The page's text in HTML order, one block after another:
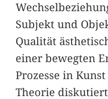
Subjekt und
Qualität
einer bewegten
Prozesse in
Theorie